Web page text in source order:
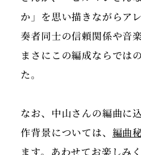
か」を思い描きながらア
奏者同士の信頼関係や音
まさにこの編成ならでは
た。
なお、中山さんの編曲に
作背景については、 編曲